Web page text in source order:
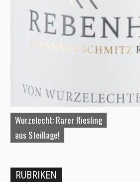
Wurzelecht: Rarer Riesling
aus Steillage!
RUBRIKEN